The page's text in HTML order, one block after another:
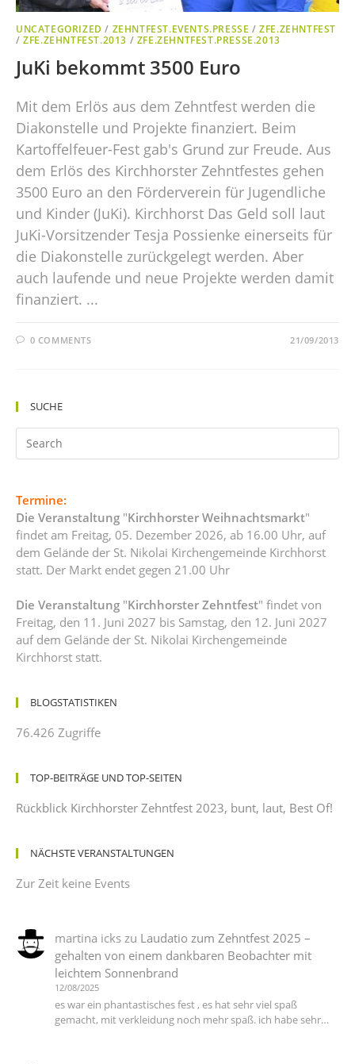
UNCATEGORIZED / ZEHNTFEST.EVENTS.PRESSE /ZFE.ZEHNTFEST
/ZFE.ZEHNTFEST.2013 / ZFE.ZEHNTFEST.PRESSE.2013
JuKi bekommt 3500 Euro
Mit dem Erlös aus dem Zehntfest werden die
Diakonstelle und Projekte finanziert. Beim
Kartoffelfeuer-Fest gab's Grund zur Freude. Aus
dem Erlös des Kirchhorster Zehntfestes gehen
3500 Euro an den Förderverein für Jugendliche
und Kinder (JuKi). Kirchhorst Das Geld soll laut
JuKi-Vorsitzender Tesja Possienke einerseits für
die Diakonstelle zurückgelegt werden. Aber
auch laufende und neue Projekte werden damit
finanziert. ...
0 COMMENTS 21/09/2013
SUCHE
Termine:
Die Veranstaltung "Kirchhorster Weihnachtsmarkt"
findet am Freitag, 05. Dezember 2026, ab 16.00 Uhr, auf
dem Gelände der St. Nikolai Kirchengemeinde Kirchhorst
statt. Der Markt endet gegen 21.00 Uhr
Die Veranstaltung "Kirchhorster Zehntfest" findet von
Freitag, den 11. Juni 2027 bis Samstag, den 12. Juni 2027
auf dem Gelände der St. Nikolai Kirchengemeinde
Kirchhorst statt.
BLOGSTATISTIKEN
76.426 Zugriffe
TOP-BEITRÄGE UND TOP-SEITEN
Rückblick Kirchhorster Zehntfest 2023, bunt, laut, Best Of!
NÄCHSTE VERANSTALTUNGEN
Zur Zeit keine Events
martina ickszu Laudatio zum Zehntfest 2025 –
gehalten von einem dankbaren Beobachter mit
leichtem Sonnenbrand
12/08/2025
es war ein phantastisches fest , es hat sehr viel spaß
gemacht, mit verkleidung noch mehr spaß. ich habe sehr…